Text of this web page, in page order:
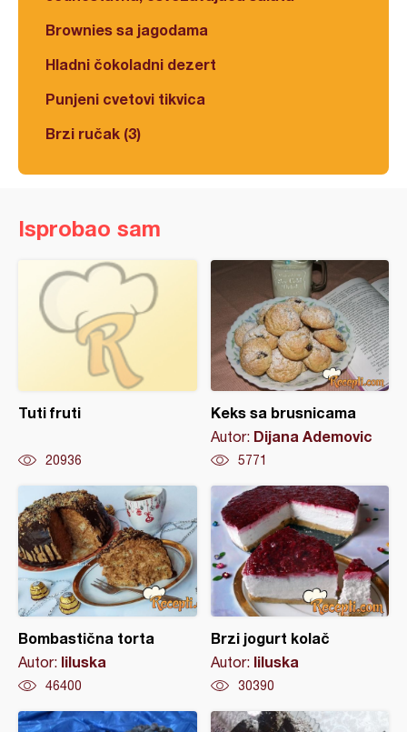
Brownies sa jagodama
Hladni čokoladni dezert
Punjeni cvetovi tikvica
Brzi ručak (3)
Isprobao sam
Tuti fruti
20936
Keks sa brusnicama
Autor: Dijana Ademovic
5771
Bombastična torta
Autor: liluska
46400
Brzi jogurt kolač
Autor: liluska
30390